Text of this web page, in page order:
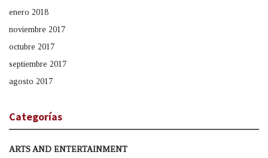
enero 2018
noviembre 2017
octubre 2017
septiembre 2017
agosto 2017
Categorías
ARTS AND ENTERTAINMENT